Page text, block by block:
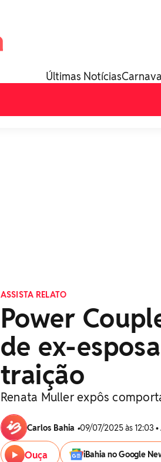
Últimas Notícias
ASSISTA RELATO
Power
de ex-
traição
Renata Muller expôs
Carlos Bahia •09/07/2025 às 12:03
Ouça iBahia no Google